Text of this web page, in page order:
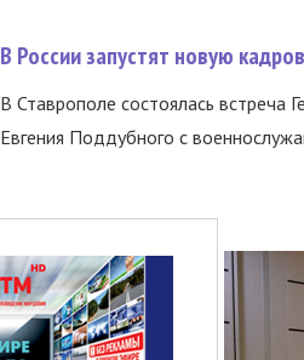
В России запустят новую
В Ставрополе состоялась встреча
Евгения Поддубного с